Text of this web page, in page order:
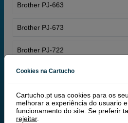
Brother PJ-663
Brother PJ-673
Brother PJ-722
Brother PJ-723
Brother PJ-762
Brother PJ-763
Cookies na Cartucho
Cartucho.pt usa cookies para os
melhorar a experiência do usuario
funcionamento do site. Se preferir
rejeitar.